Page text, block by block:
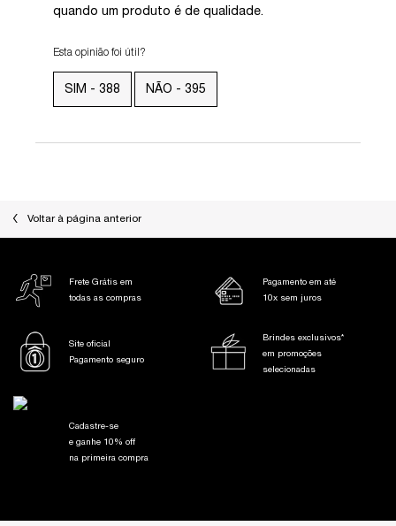
quando um produto é de qualidade.
Esta opinião foi útil?
SIM - 388 NÃO - 395
Voltar à página anterior
Frete Grátis em
todas as compras
Pagamento em até
10x sem juros
Site oficial
Pagamento seguro
Brindes exclusivos*
em promoções
selecionadas
Cadastre-se
e ganhe 10% off
na primeira compra